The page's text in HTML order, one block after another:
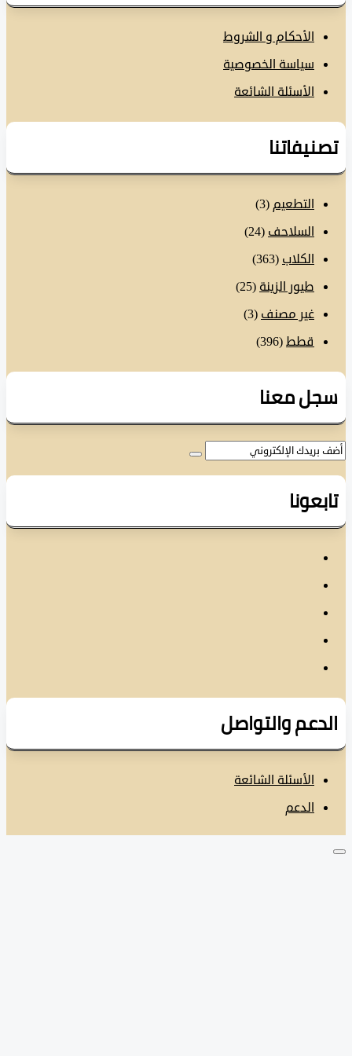
الأحكام و الشروط
سياسة الخصوصية
الأسئلة الشائعة
التطعيم(3)
السلاحف(24)
الكلاب(363)
طيور الزينة (25)
غير مصنف(3)
قطط
(396)
معنا
والتواصل
الأسئلة الشائعة
الدعم